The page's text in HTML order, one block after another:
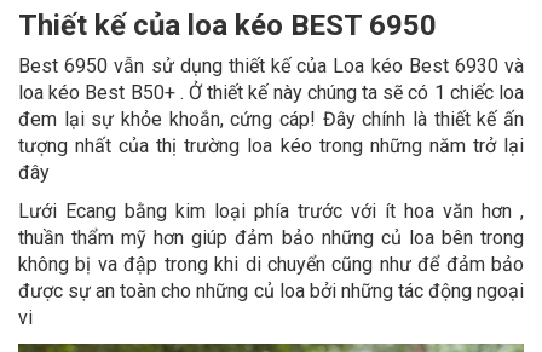
Thiết kế của loa kéo BEST 6950
Best 6950 vẫn sử dụng thiết kế của Loa kéo Best 6930 và
loa kéo Best B50+ . Ở thiết kế này chúng ta sẽ có 1 chiếc loa
đem lại sự khỏe khoắn, cứng cáp! Đây chính là thiết kế ấn
tượng nhất của thị trường loa kéo trong những năm trở lại
đây
Lưới Ecang bằng kim loại phía trước với ít hoa văn hơn ,
thuần thẩm mỹ hơn giúp đảm bảo những củ loa bên trong
không bị va đập trong khi di chuyển cũng như để đảm bảo
được sự an toàn cho những củ loa bởi những tác động ngoại
vi